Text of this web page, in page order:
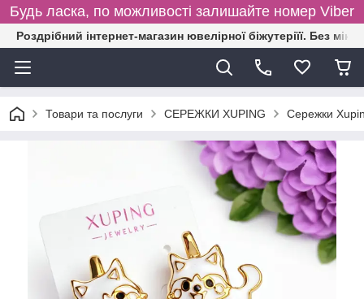
Будь ласка, по можливості залишайте номер Viber
Роздрібний інтернет-магазин ювелірної біжутеріїї. Без
Товари та послуги СЕРЕЖКИ XUPING Сережки